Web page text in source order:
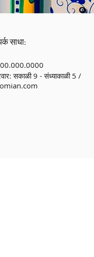
साधा:
सकाळी 9 - संध्याकाळी 5 /